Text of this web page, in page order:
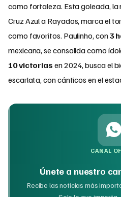
como fortaleza. Esta goleada, la
Cruz Azul a Rayados, marca el
como favoritos. Paulinho, con3
mexicana, se consolida como
10 victorias en 2024, busca el
escarlata, con cánticos en el
CANAL
Únete a nuestro
Recibe las noticias más